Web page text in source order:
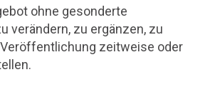
ohne gesonderte
verändern, zu ergänzen, zu
zeitweise oder